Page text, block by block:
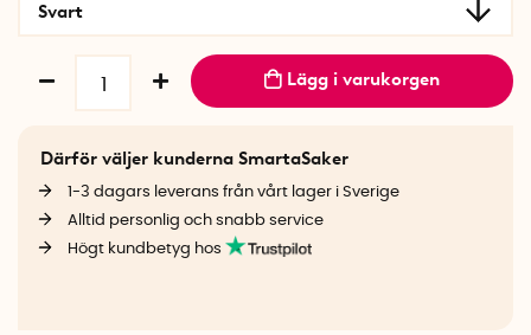
Svart
Lägg i varukorgen
Därför väljer kunderna SmartaSaker
1-3 dagars leverans från vårt lager i Sverige
Alltid personlig och snabb service
Högt kundbetyg hos